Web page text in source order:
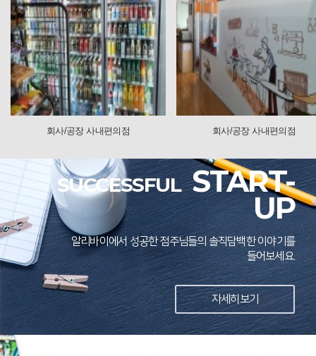
/공장 사내편의점 회사/공장 사내편의점
SUCCESSFUL START-
UP
알리바이에서 성공한 점주님들의 솔직담백한 이야기를
들어보세요.
자세히보기